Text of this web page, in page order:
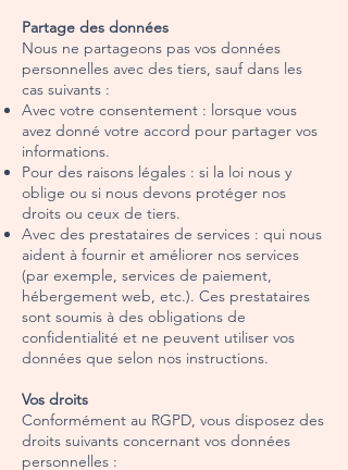
Partage des données
Nous ne partageons pas vos données
personnelles avec des tiers, sauf dans les
cas suivants :
Avec votre consentement : lorsque vous
avez donné votre accord pour partager vos
informations.
Pour des raisons légales : si la loi nous y
oblige ou si nous devons protéger nos
droits ou ceux de tiers.
Avec des prestataires de services : qui nous
aident à fournir et améliorer nos services
(par exemple, services de paiement,
hébergement web, etc.). Ces prestataires
sont soumis à des obligations de
confidentialité et ne peuvent utiliser vos
données que selon nos instructions.
Vos droits
Conformément au RGPD, vous disposez des
droits suivants concernant vos données
personnelles :